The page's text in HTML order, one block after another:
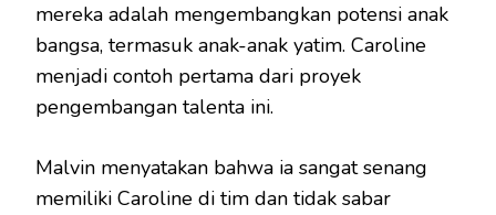
mereka adalah mengembangkan potensi anak
bangsa, termasuk anak-anak yatim. Caroline
menjadi contoh pertama dari proyek
pengembangan talenta ini.
Malvin menyatakan bahwa ia sangat senang
memiliki Caroline di tim dan tidak sabar